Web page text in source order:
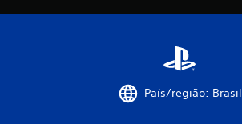
País/região: Brasil